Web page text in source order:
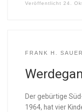
Veröffentlicht 24.
FRANK H. SAUER
Der gebürtige
1964, hat vier